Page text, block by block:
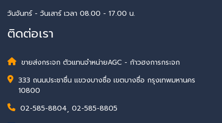
วันจันทร์ - วันเสาร์ เวลา 08.00 - 17.00 น.
ติดต่อเรา
ขายส่งกระจก ตัวแทนจำหน่ายAGC - ก้าวฮงการกระจก
333 ถนนประชาชื่น แขวงบางซื่อ เขตบางซื่อ กรุงเทพมหานคร
10800
02-585-8804, 02-585-8805